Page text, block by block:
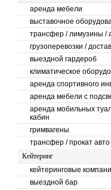
аренда мебели
выставочное
трансфер / лимузины /
грузоперевозки /
выездной гардероб
климатическое
аренда спортивного
аренда мебели с
аренда мобильных
кабин
гримвагены
трансфер / прокат авто
Кейтеринг
кейтеринговые
выездной бар